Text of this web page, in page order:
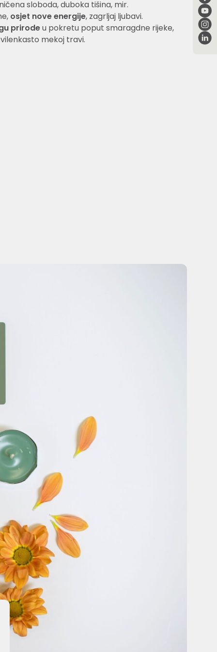
sloboda, duboka tišina, mir.
osjet nove energije, zagrljaj ljubavi.
prirodeu pokretu poput smaragdne rijeke,
mekoj travi.